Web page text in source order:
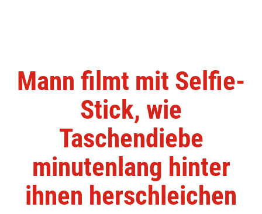
Mann filmt mit Selfie-
Stick, wie
Taschendiebe
minutenlang hinter
ihnen herschleichen